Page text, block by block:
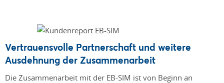
Vertrauensvolle Partnerschaft und weitere
Ausdehnung der Zusammenarbeit
Die Zusammenarbeit mit der EB-SIM ist von Beginn an